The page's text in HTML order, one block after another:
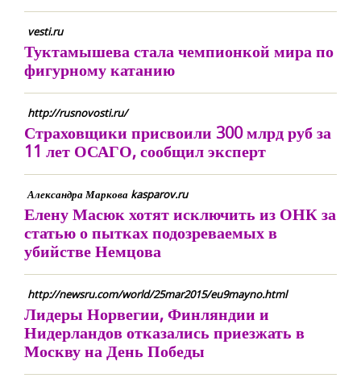
vesti.ru
Туктамышева стала чемпионкой мира по
фигурному катанию
http://rusnovosti.ru/
Страховщики присвоили 300 млрд руб за
11 лет ОСАГО, сообщил эксперт
Александра Маркова kasparov.ru
Елену Масюк хотят исключить из ОНК за
статью о пытках подозреваемых в
убийстве Немцова
http://newsru.com/world/25mar2015/eu9mayno.html
Лидеры Норвегии, Финляндии и
Нидерландов отказались приезжать в
Москву на День Победы